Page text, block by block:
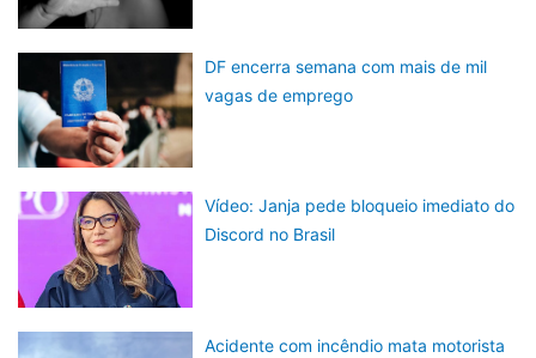
DF encerra semana com mais de mil
vagas de emprego
Vídeo: Janja pede bloqueio imediato do
Discord no Brasil
Acidente com incêndio mata motorista